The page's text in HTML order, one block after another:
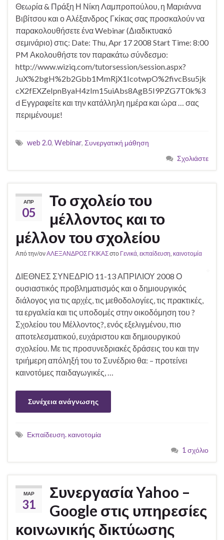
Θεωρία & Πράξη Η Νίκη Λαμπροπούλου, η Μαριάννα
Βιβίτσου και ο Αλέξανδρος Γκίκας σας προσκαλούν να
παρακολουθήσετε ένα Webinar (Διαδικτυακό
σεμινάριο) στις: Date: Thu, Apr 17 2008 Start Time: 8:00
PM Ακολουθήστε τον παρακάτω σύνδεσμο:
http://www.wiziq.com/tutorsession/session.aspx?
JuX%2bgH%2b2Gbb1MmRjX1IcotwpO%2fivcBsu5jk
cX2fEXZeIpnByaH4zIm15uiAbs8AgB5I9PZG7T0k%3
d Εγγραφείτε και την κατάλληλη ημέρα και ώρα … σας
περιμένουμε!
web 2.0, Webinar, Συνεργατική μάθηση
Σχολιάστε
ΑΠΡ
05
Το σχολείο του
μέλλοντος και το
μέλλον του σχολείου
Από την/ονΑΛΕΞΑΝΔΡΟΣ ΓΚΙΚΑΣστο Γενικά, εκπαίδευση, καινοτομία
ΔΙΕΘΝΕΣ ΣΥΝΕΔΡΙΟ 11-13 ΑΠΡΙΛΙΟΥ 2008 Ο
ουσιαστικός προβληματισμός και ο δημιουργικός
διάλογος για τις αρχές, τις μεθοδολογίες, τις πρακτικές,
τα εργαλεία και τις υποδομές στην οικοδόμηση του ?
Σχολείου του Μέλλοντος?, ενός εξελιγμένου, πιο
αποτελεσματικού, ευχάριστου και δημιουργικού
σχολείου. Με τις προσυνεδριακές δράσεις του και την
τριήμερη απόληξή του το Συνέδριο θα: – προτείνει
καινοτόμες παιδαγωγικές, …
Συνέχεια ανάγνωσης
Εκπαίδευση. καινοτομία
1 σχόλιο
ΜΑΡ
31
Συνεργασία Yahoo –
Google στις υπηρεσίες
κοινωνικής δικτύωσης